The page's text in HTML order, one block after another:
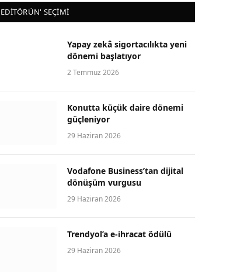
EDİTÖRÜN' SEÇİMİ
Yapay zekâ sigortacılıkta yeni
dönemi başlatıyor
2 Temmuz 2026
Konutta küçük daire dönemi
güçleniyor
29 Haziran 2026
Vodafone Business’tan dijital
dönüşüm vurgusu
29 Haziran 2026
Trendyol’a e-ihracat ödülü
29 Haziran 2026